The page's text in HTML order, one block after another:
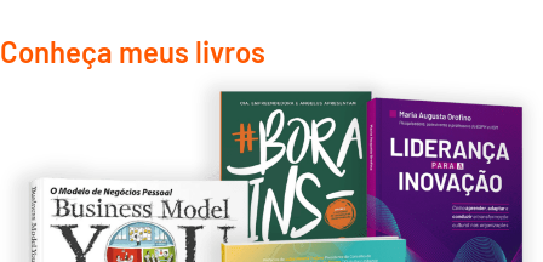
Conheça meus livros